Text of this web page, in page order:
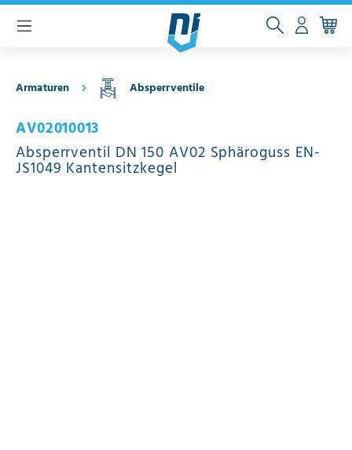
springen
Armaturen Absperrventile
AV02010013
Absperrventil DN 150 AV02 Sphäroguss EN-
JS1049 Kantensitzkegel